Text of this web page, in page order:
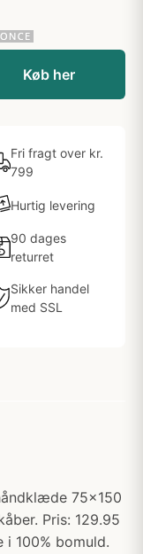
Køb her
Fri fragt over kr.
799
Hurtig levering
90 dages
returret
Sikker handel
med SSL
75x150
Pris: 129.95
i 100% bomuld.